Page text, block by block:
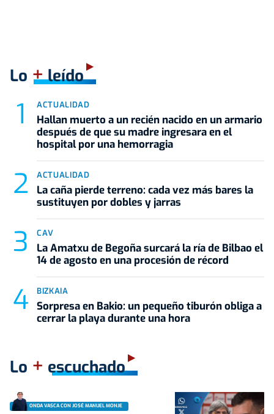
Lo +leído
ACTUALIDAD
Hallan muerto a un recién nacido en un armario
después de que su madre ingresara en el
hospital por una hemorragia
ACTUALIDAD
La caña pierde terreno: cada vez más bares la
sustituyen por dobles y jarras
CAV
La Amatxu de Begoña surcará la ría de Bilbao el
14 de agosto en una procesión de récord
BIZKAIA
Sorpresa en Bakio: un pequeño tiburón obliga a
cerrar la playa durante una hora
Lo + escuchado
ONDA VASCA CON JOSÉ MANUEL MONJE